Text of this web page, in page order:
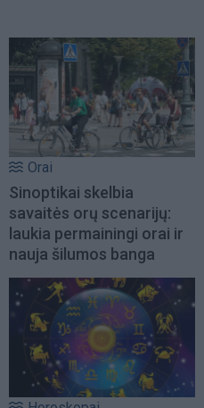
Orai
Sinoptikai skelbia
savaitės orų scenarijų:
laukia permainingi orai ir
nauja šilumos banga